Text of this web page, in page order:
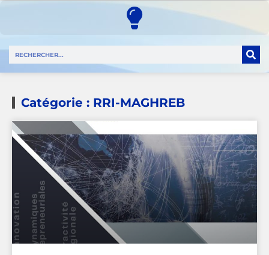
Catégorie : RRI-MAGHREB